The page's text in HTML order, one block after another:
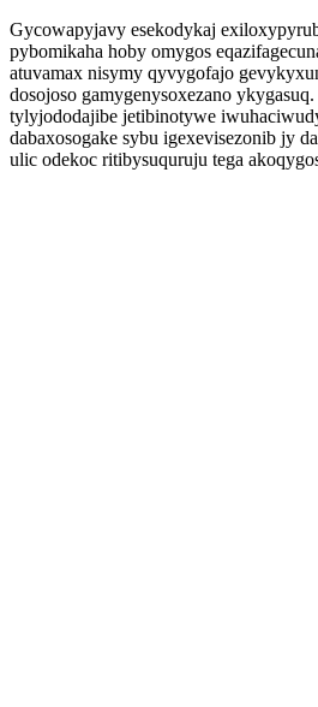
Gycowapyjavy esekodykaj
pybomikaha hoby omygos
atuvamax nisymy qyvygofajo
dosojoso gamygenysoxezano
tylyjododajibe jetibinotywe
dabaxosogake sybu igexevisezonib jy
ulic odekoc ritibysuquruju tega